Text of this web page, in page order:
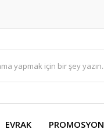
EVRAK PROMOSYON